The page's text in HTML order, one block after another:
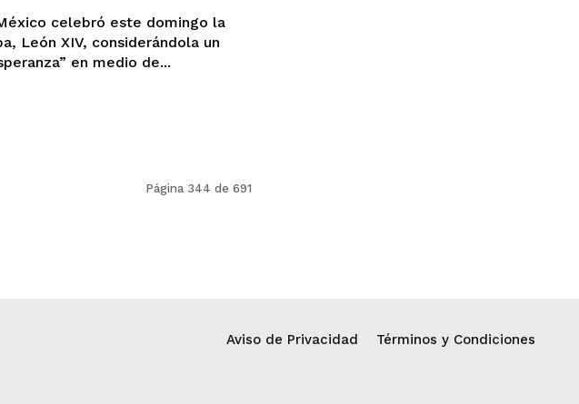
celebró este domingo la
León XIV, considerándola un
en medio de...
Página 344 de 691
Aviso de Privacidad Términos y Condiciones